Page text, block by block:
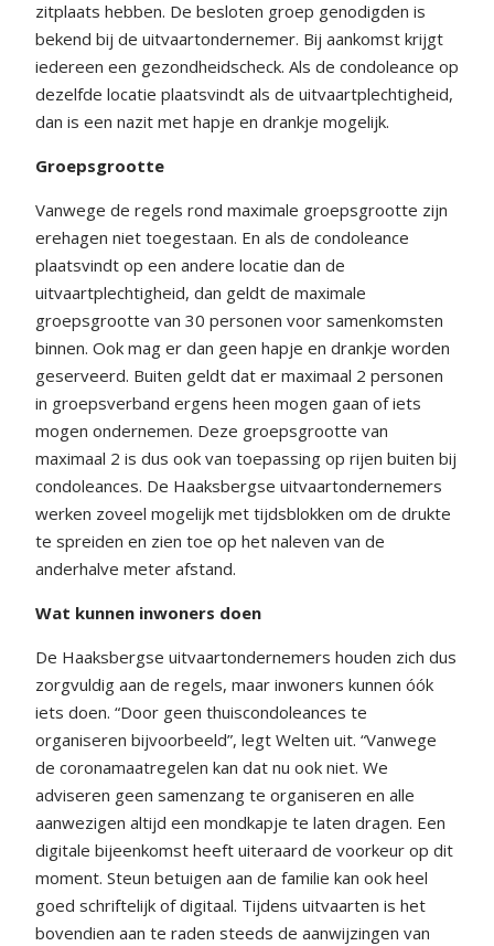
zitplaats hebben. De besloten groep genodigden is
bekend bij de uitvaartondernemer. Bij aankomst krijgt
iedereen een gezondheidscheck. Als de condoleance op
dezelfde locatie plaatsvindt als de uitvaartplechtigheid,
dan is een nazit met hapje en drankje mogelijk.
Groepsgrootte
Vanwege de regels rond maximale groepsgrootte zijn
erehagen niet toegestaan. En als de condoleance
plaatsvindt op een andere locatie dan de
uitvaartplechtigheid, dan geldt de maximale
groepsgrootte van 30 personen voor samenkomsten
binnen. Ook mag er dan geen hapje en drankje worden
geserveerd. Buiten geldt dat er maximaal 2 personen
in groepsverband ergens heen mogen gaan of iets
mogen ondernemen. Deze groepsgrootte van
maximaal 2 is dus ook van toepassing op rijen buiten bij
condoleances. De Haaksbergse uitvaartondernemers
werken zoveel mogelijk met tijdsblokken om de drukte
te spreiden en zien toe op het naleven van de
anderhalve meter afstand.
Wat kunnen inwoners doen
De Haaksbergse uitvaartondernemers houden zich dus
zorgvuldig aan de regels, maar inwoners kunnen óók
iets doen. “Door geen thuiscondoleances te
organiseren bijvoorbeeld”, legt Welten uit. “Vanwege
de coronamaatregelen kan dat nu ook niet. We
adviseren geen samenzang te organiseren en alle
aanwezigen altijd een mondkapje te laten dragen. Een
digitale bijeenkomst heeft uiteraard de voorkeur op dit
moment. Steun betuigen aan de familie kan ook heel
goed schriftelijk of digitaal. Tijdens uitvaarten is het
bovendien aan te raden steeds de aanwijzingen van